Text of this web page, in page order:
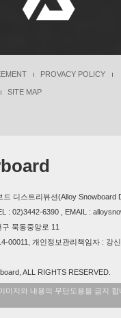
PROVACY POLICY
SITE MAP
디스트리뷰션(Alloy Snowboard
: 02)3442-6390 , EMAIL :
묵동중앙로 11
00011, 개인정보관리책임자 : 강
ALL RIGHTS RESERVED.
미지와 내용의 무단도용을 금지 합